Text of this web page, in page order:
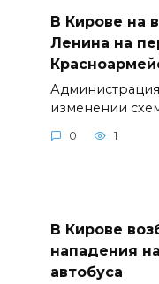
В Кирове на
Ленина на
изменении
0 1
В Кирове
нападения
автобуса